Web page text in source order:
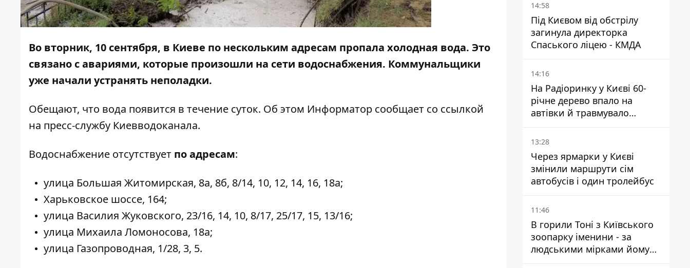
Во вторник, 10 сентября, в Киеве по нескольким адресам пропала холодная вода. Это
связано с авариями, которые произошли на сети водоснабжения. Коммунальщики
уже начали устранять неполадки.
Обещают, что вода появится в течение суток. Об этом Информатор сообщает со ссылкой
на пресс-службу Киевводоканала.
Водоснабжение отсутствует по адресам:
улица Большая Житомирская, 8а, 8б, 8/14, 10, 12, 14, 16, 18а;
Харьковское шоссе, 164;
улица Василия Жуковского, 23/16, 14, 10, 8/17, 25/17, 15, 13/16;
улица Михаила Ломоносова, 18а;
улица Газопроводная, 1/28, 3, 5.
14:58
Під Києвом від обстрілу
загинула директорка
Спаського ліцею - КМДА
14:16
На Радіоринку у Києві 60-
річне дерево впало на
автівки й травмувало
людину - подробиці
13:28
Через ярмарки у Києві
змінили маршрути сім
автобусів і один тролейбус
11:46
В горили Тоні з Київського
зоопарку іменини - за
людськими мірками йому
вже понад 90 років